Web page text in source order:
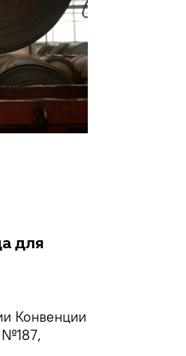
для
Конвенции
№187,